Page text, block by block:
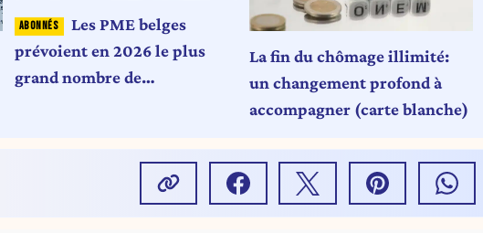
Les PME belges
prévoient en 2026 le plus
grand nombre de
La fin du chômage illimité:
un changement profond à
accompagner (carte blanche)